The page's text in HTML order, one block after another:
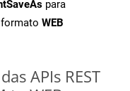
para
WEB
APIs REST